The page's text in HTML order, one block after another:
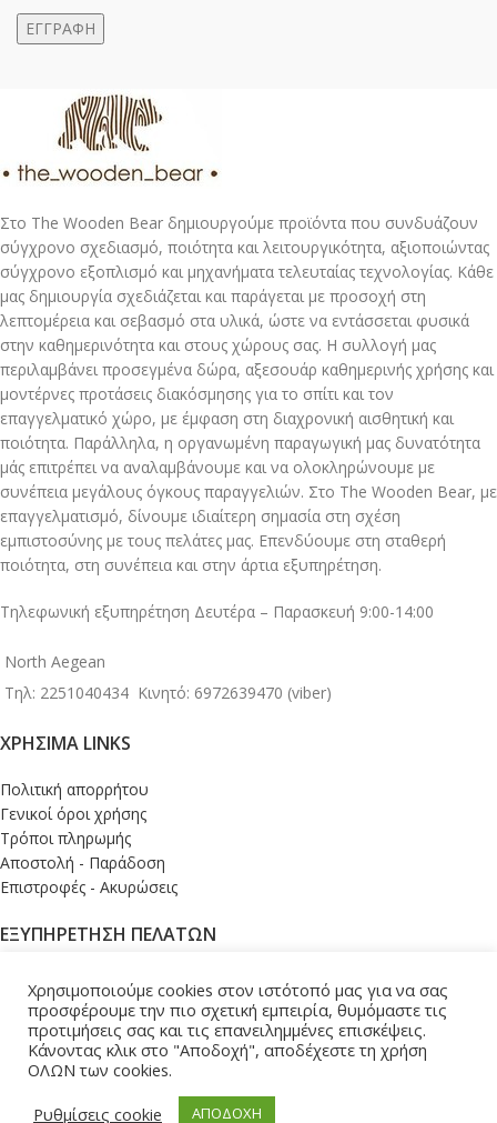
Στο The Wooden Bear δημιουργούμε προϊόντα που συνδυάζουν
σύγχρονο σχεδιασμό, ποιότητα και λειτουργικότητα, αξιοποιώντας
σύγχρονο εξοπλισμό και μηχανήματα τελευταίας τεχνολογίας. Κάθε
μας δημιουργία σχεδιάζεται και παράγεται με προσοχή στη
λεπτομέρεια και σεβασμό στα υλικά, ώστε να εντάσσεται φυσικά
στην καθημερινότητα και στους χώρους σας. Η συλλογή μας
περιλαμβάνει προσεγμένα δώρα, αξεσουάρ καθημερινής χρήσης και
μοντέρνες προτάσεις διακόσμησης για το σπίτι και τον
επαγγελματικό χώρο, με έμφαση στη διαχρονική αισθητική και
ποιότητα. Παράλληλα, η οργανωμένη παραγωγική μας δυνατότητα
μάς επιτρέπει να αναλαμβάνουμε και να ολοκληρώνουμε με
συνέπεια μεγάλους όγκους παραγγελιών. Στο The Wooden Bear, με
επαγγελματισμό, δίνουμε ιδιαίτερη σημασία στη σχέση
εμπιστοσύνης με τους πελάτες μας. Επενδύουμε στη σταθερή
ποιότητα, στη συνέπεια και στην άρτια εξυπηρέτηση.
Τηλεφωνική εξυπηρέτηση Δευτέρα – Παρασκευή 9:00-14:00
North Aegean
Τηλ: 2251040434 Κινητό: 6972639470 (viber)
ΧΡΉΣΙΜΑ LINKS
Πολιτική απορρήτου
Γενικοί όροι χρήσης
Τρόποι πληρωμής
Αποστολή - Παράδοση
Επιστροφές - Ακυρώσεις
ΕΞΥΠΗΡΕΤΗΣΗ ΠΕΛΑΤΩΝ
Σύνδεση
Το καλάθι μου
Ολοκλήρωση παραγγελίας
Εντοπισμός παραγγελίας
Επικοινωνία
ΚΑΤΑΣΚΕΥΗ - ΥΠΟΣΤΗΡΙΞΗ ESHOP |
Χρησιμοποιούμε cookies στον ιστότοπό μας για να σας
προσφέρουμε την πιο σχετική εμπειρία, θυμόμαστε τις
προτιμήσεις σας και τις επανειλημμένες επισκέψεις.
Κάνοντας κλικ στο "Αποδοχή", αποδέχεστε τη χρήση
ΟΛΩΝ των cookies.
Ρυθμίσεις cookie
ΑΠΟΔΟΧΗ